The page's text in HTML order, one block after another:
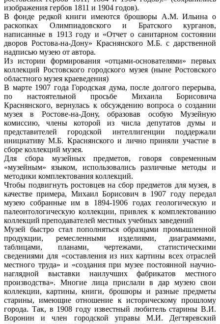
изображения гербов 1811 и 1904 годов).
В фонде редкой книги имеются брошюры А.М. Ильина о
раскопках Олимпиадовского и Братского курганов,
написанные в 1913 году и «Отчет о санитарном состоянии
дворов Ростова-на-Дону» Краснянского М.Б. с дарственной
надписью музею от автора.
Из истории формирования «отцами-основателями» первых
коллекций Ростовского городского музея (ныне Ростовского
областного музея краеведения)
В марте 1907 года Городская дума, после долгого перерыва,
по настоятельной просьбе Михаила Борисовича
Краснянского, вернулась к обсуждению вопроса о создании
музея в Ростове-на-Дону, образовав особую Музейную
комиссию, члены которой из числа депутатов думы и
представителей городской интеллигенции поддержали
инициативу М.Б. Краснянского и лично приняли участие в
сборе коллекций музея.
Для сбора музейных предметов, говоря современным
«музейным» языком, использовались различные методы и
методики комплектования коллекций.
Чтобы подвигнуть ростовцев на сбор предметов для музея, в
качестве примера, Михаил Борисович в 1907 году передал
музею собранные им в 1894-1906 годах геологическую и
палеонтологическую коллекции, привлек к комплектованию
коллекций преподавателей местных учебных заведений
Музей быстро стал пополняться образцами промышленной
продукции, ремесленными изделиями, диаграммами,
таблицами, планами, чертежами, статистическими
сведениями для «составления из них картины всех отраслей
местного труда» и «создания при музее постоянной научно-
наглядной выставки наилучших фабрикатов местного
производства». Многие лица прислали в дар музею свои
коллекции, картины, книги, брошюры и разные предметы
старины, имеющие отношение к историческому прошлому
города. Так, в 1908 году известный любитель старины В.И.
Воронин и член городской управы М.И. Дегтяревский